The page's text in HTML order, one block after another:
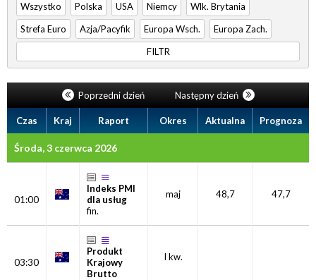
Wszystko
Polska USA Niemcy
Wlk. Brytania
Strefa Euro
Azja/Pacyfik Europa Wsch.
Europa Zach.
FILTR
Poprzedni dzień Następny dzień
Czas Kraj Raport Okres Aktualna Prognoza
Środa, 3 czerwca 2026
01:00
Indeks PMI
dla usług
fin.
maj 48,7 47,7
03:30
Produkt
Krajowy
Brutto
I kw.